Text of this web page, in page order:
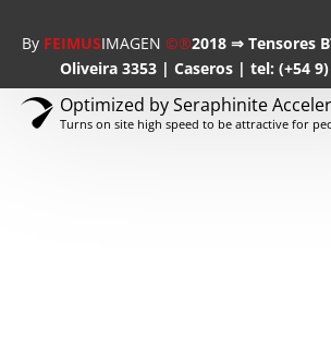
By FEIMUSIMAGEN ©®2018 ⇒ Tensores
Oliveira 3353 | Caseros | tel: (+54 9)
Optimized by Seraphinite
Turns on site high speed to be attractive for